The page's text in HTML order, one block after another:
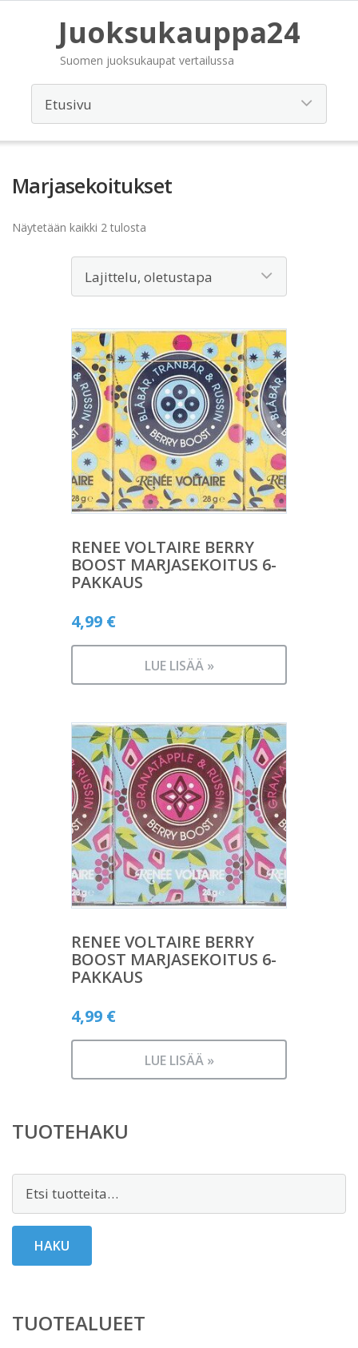
Juoksukauppa24
Suomen juoksukaupat vertailussa
Marjasekoitukset
Näytetään kaikki 2 tulosta
RENEE VOLTAIRE BERRY
BOOST MARJASEKOITUS 6-
PAKKAUS
4,99 €
LUE LISÄÄ »
RENEE VOLTAIRE BERRY
BOOST MARJASEKOITUS 6-
PAKKAUS
4,99 €
LUE LISÄÄ »
TUOTEHAKU
Etsi:
HAKU
TUOTEALUEET